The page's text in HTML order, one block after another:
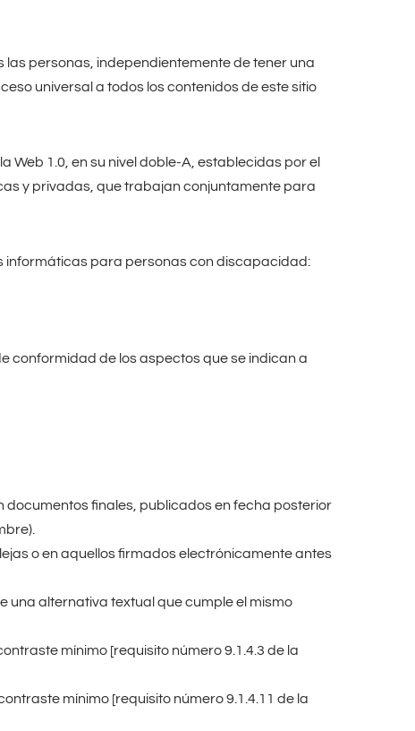
las personas, independientemente de tener una
universal a todos los contenidos de este sitio
Web 1.0, en su nivel doble-A, establecidas por el
y privadas, que trabajan conjuntamente para
informáticas para personas con discapacidad:
conformidad de los aspectos que se indican a
documentos finales, publicados en fecha posterior
o en aquellos firmados electrónicamente antes
una alternativa textual que cumple el mismo
mínimo [requisito número 9.1.4.3 de la
mínimo [requisito número 9.1.4.11 de la